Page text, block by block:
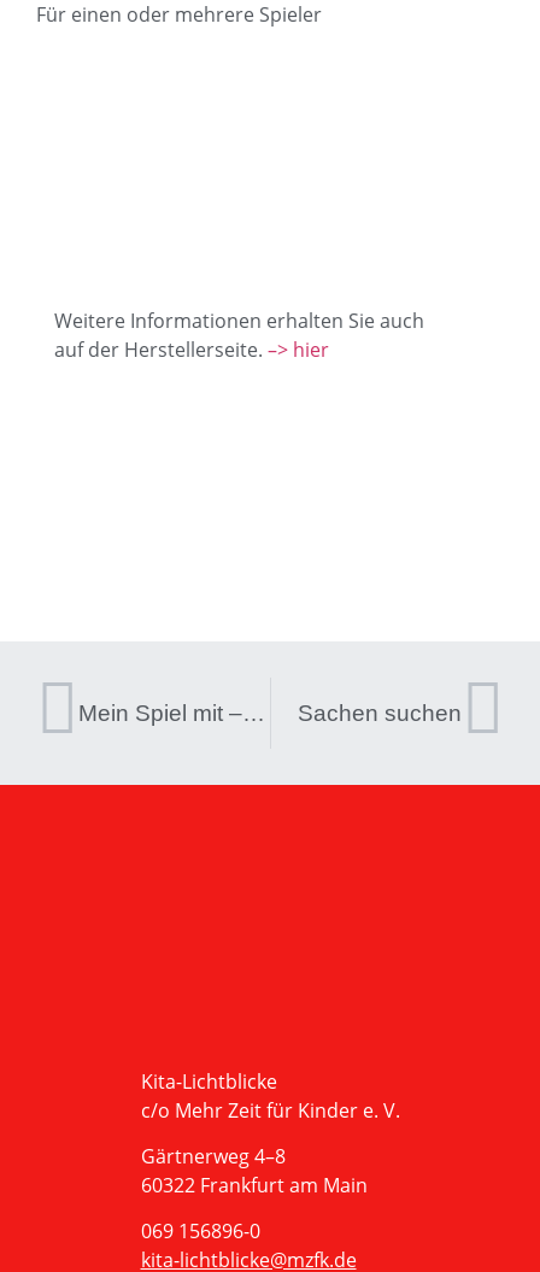
Für einen oder mehrere Spieler
Weitere Informationen erhalten Sie auch
auf der Herstellerseite. –> hier
Mein Spiel mit – Magnetbuch „Komm, wir lernen die Farben“ Sachen suchen
Kita-Lichtblicke
c/o Mehr Zeit für Kinder e. V.
Gärtnerweg 4–8
60322 Frankfurt am Main
069 156896-0
kita-lichtblicke@mzfk.de